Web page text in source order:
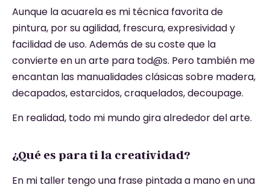
Aunque la acuarela es mi técnica favorita de
pintura, por su agilidad, frescura, expresividad y
facilidad de uso. Además de su coste que la
convierte en un arte para tod@s. Pero también me
encantan las manualidades clásicas sobre madera,
decapados, estarcidos, craquelados, decoupage.
En realidad, todo mi mundo gira alrededor del arte.
¿Qué es para ti la creatividad?
En mi taller tengo una frase pintada a mano en una